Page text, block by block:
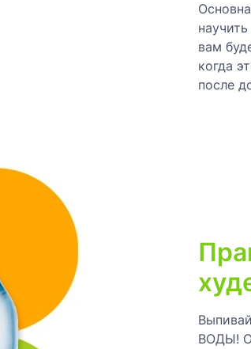
вам
когда
после
ВОДЫ!